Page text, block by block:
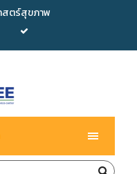
สตร์สุขภาพ